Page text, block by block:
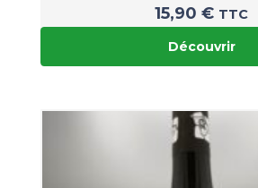
15,90 € TTC
Découvrir